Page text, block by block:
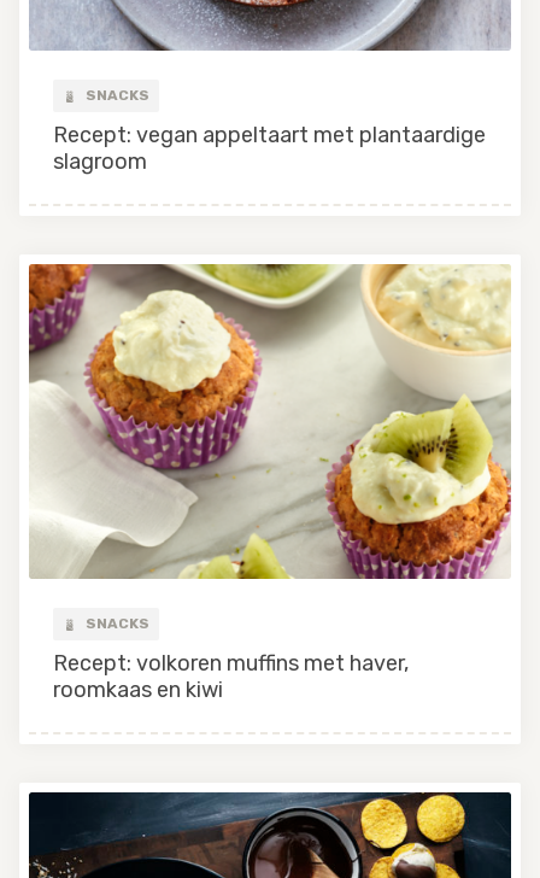
SNACKS
Recept: vegan appeltaart met plantaardige
slagroom
SNACKS
Recept: volkoren muffins met haver,
roomkaas en kiwi